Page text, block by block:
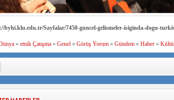
Sayfalar/7450-guncel-gelismeler-isiginda-dogu-
» etnik Çatışma» Genel» Görüş Yorum» Gündem» Haber»